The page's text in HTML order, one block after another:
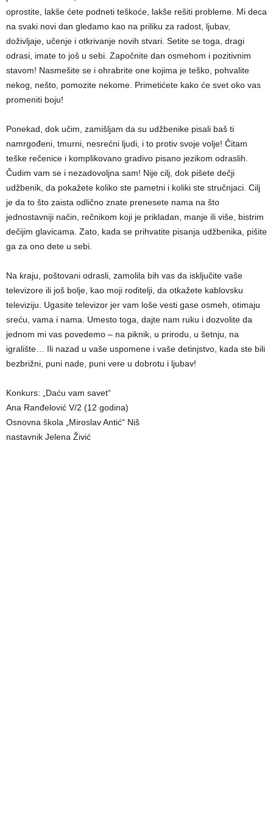
oprostite, lakše ćete podneti teškoće, lakše rešiti probleme. Mi deca
na svaki novi dan gledamo kao na priliku za radost, lјubav,
doživlјaje, učenje i otkrivanje novih stvari. Setite se toga, dragi
odrasi, imate to još u sebi. Započnite dan osmehom i pozitivnim
stavom! Nasmešite se i ohrabrite one kojima je teško, pohvalite
nekog, nešto, pomozite nekome. Primetićete kako će svet oko vas
promeniti boju!
Ponekad, dok učim, zamišlјam da su udžbenike pisali baš ti
namrgođeni, tmurni, nesrećni lјudi, i to protiv svoje volјe! Čitam
teške rečenice i komplikovano gradivo pisano jezikom odraslih.
Čudim vam se i nezadovolјna sam! Nije cilј, dok pišete dečji
udžbenik, da pokažete koliko ste pametni i koliki ste stručnjaci. Cilј
je da to što zaista odlično znate prenesete nama na što
jednostavniji način, rečnikom koji je prikladan, manje ili više, bistrim
dečijim glavicama. Zato, kada se prihvatite pisanja udžbenika, pišite
ga za ono dete u sebi.
Na kraju, poštovani odrasli, zamolila bih vas da isklјučite vaše
televizore ili još bolјe, kao moji roditelјi, da otkažete kablovsku
televiziju. Ugasite televizor jer vam loše vesti gase osmeh, otimaju
sreću, vama i nama. Umesto toga, dajte nam ruku i dozvolite da
jednom mi vas povedemo – na piknik, u prirodu, u šetnju, na
igralište… Ili nazad u vaše uspomene i vaše detinjstvo, kada ste bili
bezbrižni, puni nade, puni vere u dobrotu i lјubav!
Konkurs: „Daću vam savet“
Ana Ranđelović V/2 (12 godina)
Osnovna škola „Miroslav Antić“ Niš
nastavnik Jelena Živić